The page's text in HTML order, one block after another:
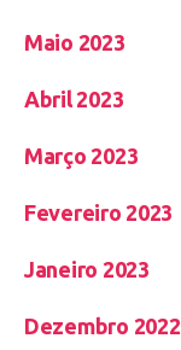
Maio 2023
Abril 2023
Março 2023
Fevereiro 2023
Janeiro 2023
Dezembro 2022